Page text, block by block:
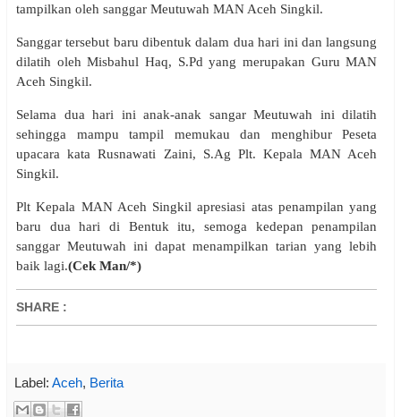
tampilkan oleh sanggar Meutuwah MAN Aceh Singkil.
Sanggar tersebut baru dibentuk dalam dua hari ini dan langsung
dilatih oleh Misbahul Haq, S.Pd yang merupakan Guru MAN
Aceh Singkil.
Selama dua hari ini anak-anak sangar Meutuwah ini dilatih
sehingga mampu tampil memukau dan menghibur Peseta
upacara kata Rusnawati Zaini, S.Ag Plt. Kepala MAN Aceh
Singkil.
Plt Kepala MAN Aceh Singkil apresiasi atas penampilan yang
baru dua hari di Bentuk itu, semoga kedepan penampilan
sanggar Meutuwah ini dapat menampilkan tarian yang lebih
baik lagi.(Cek Man/*)
SHARE :
Label: Aceh, Berita